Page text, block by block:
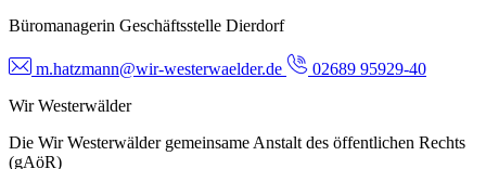
Büromanagerin Geschäftsstelle Dierdorf
m.hatzmann@wir-westerwaelder.de
02689 95929-40
Wir Westerwälder
Die Wir Westerwälder gemeinsame Anstalt des öffentlichen Rechts
(gAöR)